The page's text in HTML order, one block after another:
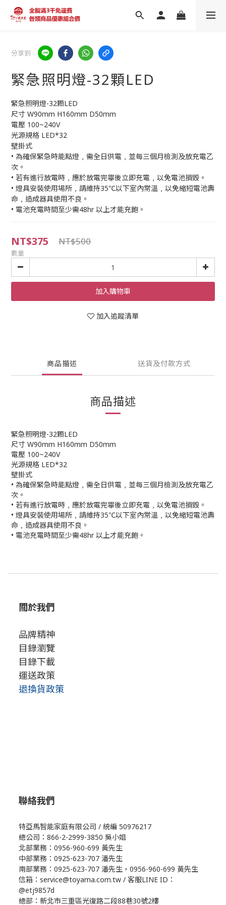
分享到
緊急照明燈-32顆LED
緊急照明燈-32顆LED
尺寸 W90mm H160mm D50mm
電壓 100~240V
光源規格 LED*32
壁掛式
• 為確保緊急時能點燈﹐需全日供電﹐並每三個月檢測及放充電乙
次。
• 若有進行放電時﹐應於放電完畢後立即充電﹐以免電池損毀。
• 燈具安裝使用場所﹐請維持35℃以下室內常溫﹐以免縮短電池壽
命﹐造成器具使用不良。
• 電池充電時間至少需48hr 以上才能充飽。
NT$375 NT$500
數量
加入購物車
加入追蹤清單
商品描述 送貨及付款方式
商品描述
緊急照明燈-32顆LED
尺寸 W90mm H160mm D50mm
電壓 100~240V
光源規格 LED*32
壁掛式
• 為確保緊急時能點燈﹐需全日供電﹐並每三個月檢測及放充電乙
次。
• 若有進行放電時﹐應於放電完畢後立即充電﹐以免電池損毀。
• 燈具安裝使用場所﹐請維持35℃以下室內常溫﹐以免縮短電池壽
命﹐造成器具使用不良。
• 電池充電時間至少需48hr 以上才能充飽。
關於我們
品牌精神
目錄瀏覽
目錄下載
運送政策
退換貨政策
聯絡我們
特亞馬智能家庭有限公司 / 統編 50976217
總公司：866-2-2999-3850 吳小姐
北部業務：0956-960-699 黃先生
中部業務：0925-623-707 潘先生
南部業務：0925-623-707 潘先生，0956-960-699 黃先生
信箱：service@toyama.com.tw / 客服LINE ID：
@etj9857d
總部：新北市三重區光復路二段88巷30號2樓